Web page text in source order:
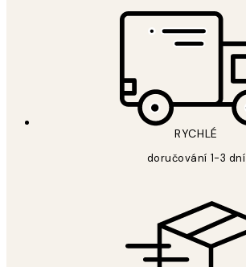
RYCHLÉ
doručování 1-3 dní